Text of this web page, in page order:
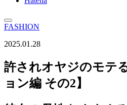
FASHION
2025.01.28
許されオヤジのモテ
ョン編 その2】